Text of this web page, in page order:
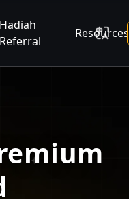
Hadiah
Referral
Resources